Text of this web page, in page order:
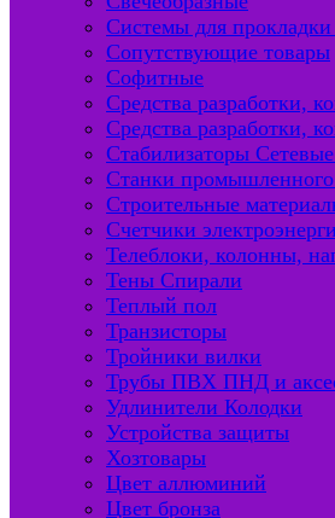
Системы для прокладки
Сопутствующие товары
Софитные
Средства разработки,
Средства разработки,
Стабилизаторы
Станки
Строительные
Счетчики
Телеблоки, колонны,
Тены Спирали
Теплый пол
Транзисторы
Тройники вилки
Трубы ПВХ ПНД и
Удлинители Колодки
Устройства защиты
Хозтовары
Цвет аллюминий
Цвет бронза